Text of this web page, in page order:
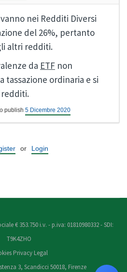
nei Redditi Diversi
del 26%, pertanto
altri redditi.
da ETF non
tassazione ordinaria e si
publish 5 Dicembre 2020
or Login
€ 353.750 i.v. - p.iva: 01810980332 - SDI:
T9K4ZHO
Privacy Legal
3, Scandicci 50018, Firenze